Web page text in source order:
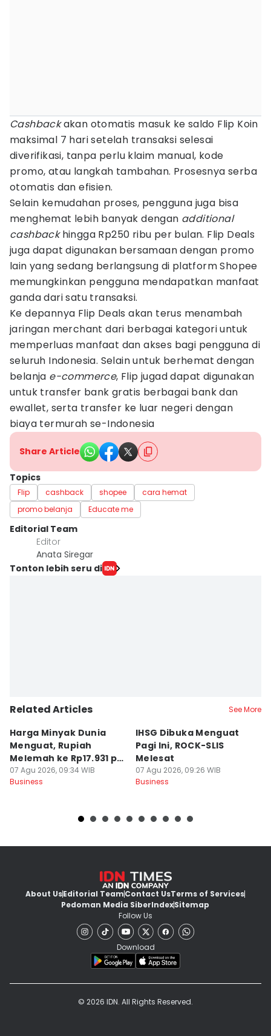
Cashbackakan otomatis masuk ke saldo Flip Koin
maksimal 7 hari setelah transaksi selesai
diverifikasi, tanpa perlu klaim manual, kode
promo, atau langkah tambahan. Prosesnya serba
otomatis dan efisien.
Selain kemudahan proses, pengguna juga bisa
menghemat lebih banyak dengan additional
cashbackhingga Rp250 ribu per bulan. Flip Deals
juga dapat digunakan bersamaan dengan promo
lain yang sedang berlangsung di platform Shopee
memungkinkan pengguna mendapatkan manfaat
ganda dari satu transaksi.
Ke depannya Flip Deals akan terus menambah
jaringan merchant dari berbagai kategori untuk
memperluas manfaat dan akses bagi pengguna di
seluruh Indonesia. Selain untuk berhemat dengan
belanja e-commerce, Flip jugad dapat digunakan
untuk transfer bank gratis berbagai bank dan
ewallet, serta transfer ke luar negeri dengan
biaya termurah se-Indonesia
Share Article
Topics
Flip cashback shopee
cara hemat
promo belanja
Educate me
Editorial Team
Editor
Anata Siregar
Tonton lebih seru di
Related Articles See More
Harga Minyak Dunia
Menguat, Rupiah
Melemah ke Rp17.931 per
Dolar AS
07 Agu 2026, 09:34 WIB
Business
IHSG Dibuka Menguat
Pagi Ini, ROCK-SLIS
Melesat
07 Agu 2026, 09:26 WIB
Business
About UsEditorial TeamContact UsTerms of Services
Pedoman Media SiberIndexSitemap
Follow Us
Download
© 2026 IDN. All Rights Reserved.